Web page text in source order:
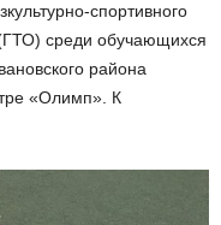
спортивного
среди обучающихся
района
«Олимп». К